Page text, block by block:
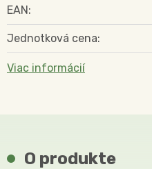
EAN:
Jednotková cena:
Viac informácií
O produkte